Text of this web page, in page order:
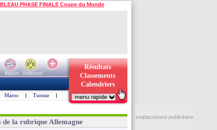
PHASE FINALE Coupe du Monde
Bayern
Dortmund
Résultats
Classements
Calendriers
Maroc | Tunisie |
de la rubrique Allemagne
emplacement publicitaire